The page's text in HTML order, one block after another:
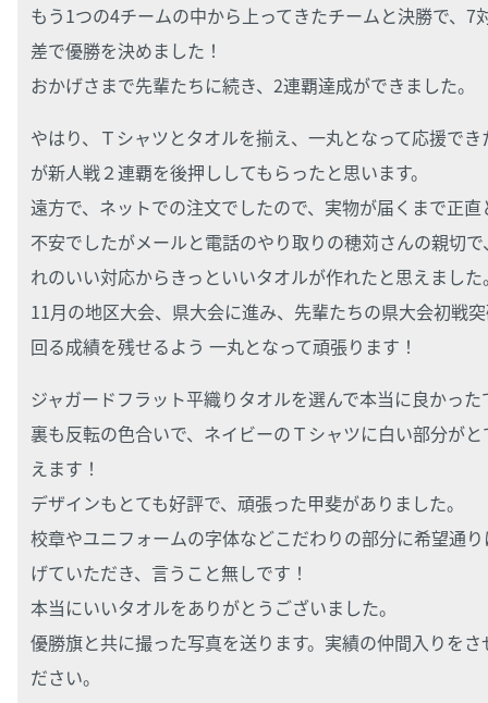
もう1つの4チームの中から上ってきたチームと決勝で、7
差で優勝を決めました！
おかげさまで先輩たちに続き、2連覇達成ができました。
やはり、Ｔシャツとタオルを揃え、一丸となって応援でき
が新人戦２連覇を後押ししてもらったと思います。
遠方で、ネットでの注文でしたので、実物が届くまで正直
不安でしたがメールと電話のやり取りの穂苅さんの親切
れのいい対応からきっといいタオルが作れたと思えました
11月の地区大会、県大会に進み、先輩たちの県大会初戦
回る成績を残せるよう 一丸となって頑張ります！
ジャガードフラット平織りタオルを選んで本当に良かった
裏も反転の色合いで、ネイビーのＴシャツに白い部分がと
えます！
デザインもとても好評で、頑張った甲斐がありました。
校章やユニフォームの字体などこだわりの部分に希望通
げていただき、言うこと無しです！
本当にいいタオルをありがとうございました。
優勝旗と共に撮った写真を送ります。実績の仲間入りをさ
ださい。